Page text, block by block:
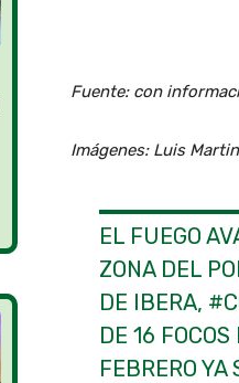
Fuente: con
Imágenes: Luis
EL FUEGO
ZONA DEL
DE IBERA,
DE 16
FEBRERO